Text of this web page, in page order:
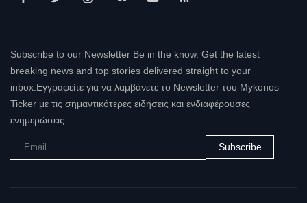
Subscribe to our Newsletter Be in the know. Get the latest
breaking news and top stories delivered straight to your
inbox.Εγγραφείτε για να λαμβάνετε το Newsletter του Mykonos
Ticker με τις σημαντικότερες ειδήσεις και ενδιαφέρουσες
ενημερώσεις.
Subscribe